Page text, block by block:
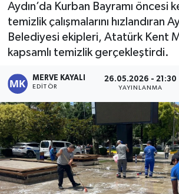
Aydın’da Kurban Bayramı öncesi
temizlik çalışmalarını hızlandıran
Belediyesi ekipleri, Atatürk Kent
kapsamlı temizlik gerçekleştirdi.
MERVE KAYALI
EDITÖR
26.05.2026 - 21:30
YAYINLANMA